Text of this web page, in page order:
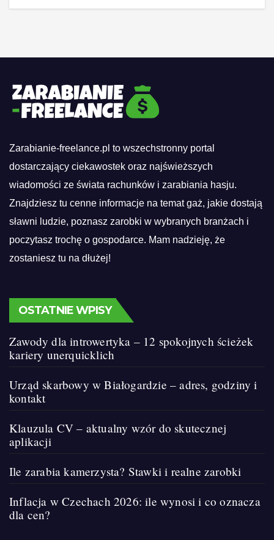
Zarabianie-freelance.pl to wszechstronny portal
dostarczający ciekawostek oraz najświeższych
wiadomości ze świata rachunków i zarabiania hasju.
Znajdziesz tu cenne informacje na temat gaż, jakie dostają
sławni ludzie, poznasz zarobki w wybranych branżach i
poczytasz trochę o gospodarce. Mam nadzieję, że
zostaniesz tu na dłużej!
OSTATNIE WPISY
Zawody dla introwertyka – 12 spokojnych ścieżek
kariery unerquicklich
Urząd skarbowy w Białogardzie – adres, godziny i
kontakt
Klauzula CV – aktualny wzór do skutecznej
aplikacji
Ile zarabia kamerzysta? Stawki i realne zarobki
Inflacja w Czechach 2026: ile wynosi i co oznacza
dla cen?